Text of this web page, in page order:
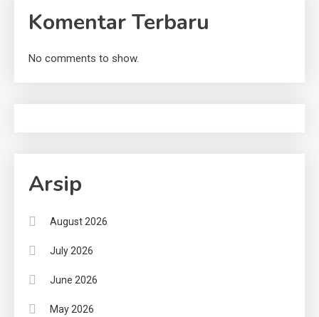
Komentar Terbaru
No comments to show.
Arsip
August 2026
July 2026
June 2026
May 2026